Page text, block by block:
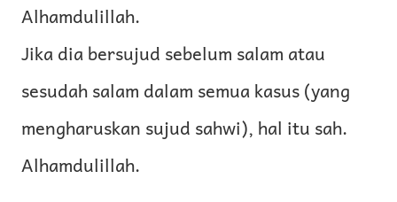
Alhamdulillah.
Jika dia bersujud sebelum salam atau
sesudah salam dalam semua kasus (yang
mengharuskan sujud sahwi), hal itu sah.
Alhamdulillah.